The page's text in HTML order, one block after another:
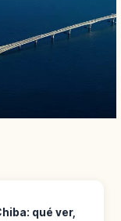
qué ver,